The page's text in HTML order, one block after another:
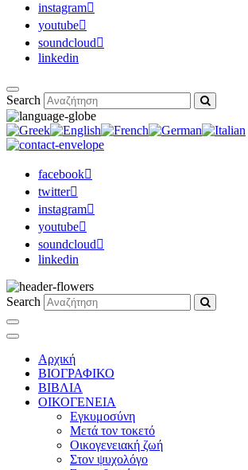
instagram
youtube
soundcloud
linkedin
Search
facebook
twitter
instagram
youtube
soundcloud
linkedin
Search
Αρχική
ΒΙΟΓΡΑΦΙΚΟ
ΒΙΒΛΙΑ
ΟΙΚΟΓΕΝΕΙΑ
Εγκυμοσύνη
Μετά τον τοκετό
Οικογενειακή ζωή
Στον ψυχολόγο